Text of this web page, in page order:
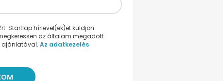
Startlap hírlevel(ek)et küldjön
az általam megadott
ajánlatával. Az adatkezelés